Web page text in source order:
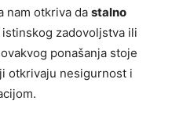
nam otkriva da stalno
zadovoljstva ili
ponašanja stoje
otkrivaju nesigurnost i